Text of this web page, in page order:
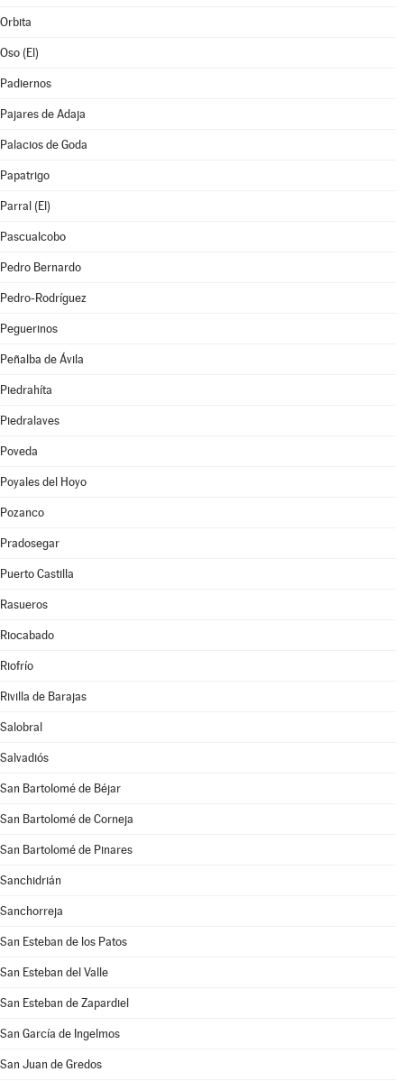
Orbita
Oso (El)
Padiernos
Pajares de Adaja
Palacios de Goda
Papatrigo
Parral (El)
Pascualcobo
Pedro Bernardo
Pedro-Rodríguez
Peguerinos
Peñalba de Ávila
Piedrahíta
Piedralaves
Poveda
Poyales del Hoyo
Pozanco
Pradosegar
Puerto Castilla
Rasueros
Riocabado
Riofrío
Rivilla de Barajas
Salobral
Salvadiós
San Bartolomé de Béjar
San Bartolomé de Corneja
San Bartolomé de Pinares
Sanchidrián
Sanchorreja
San Esteban de los Patos
San Esteban del Valle
San Esteban de Zapardiel
San García de Ingelmos
San Juan de Gredos